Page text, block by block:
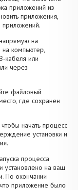
приложений из
приложения,
приложений.
на
компьютер,
кабеля или
через
файловый
где сохранен
начать процесс
установки и
процесса
установлено на ваш
По окончании
приложение было